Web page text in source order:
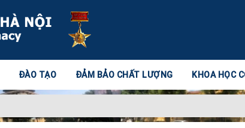
ĐÀO TẠO ĐẢM BẢO CHẤT LƯỢNG KHOA HỌC